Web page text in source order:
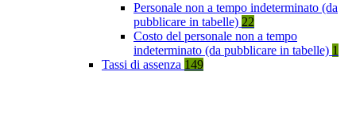
Personale non a tempo indeterminato (da
pubblicare in tabelle) 22
Costo del personale non a tempo
indeterminato (da pubblicare in tabelle) 1
Tassi di assenza 149